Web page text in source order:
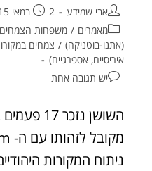
אבי שמידע
2 במאי 2015
מאמרים / משפחות הצמחים
(אתנו-בוטניקה) / צמחים
איריסיים, אספרגיים)
יש תגובה אחת
השושן
ניתוח המקורות